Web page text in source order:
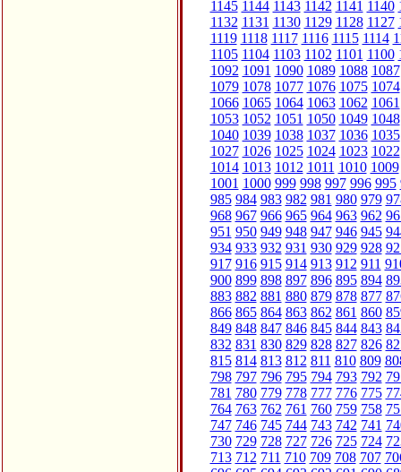
1145 1144 1143 1142 1141 1140
1132 1131 1130 1129 1128 1127
1119 1118 1117 1116 1115 1114
1105 1104 1103 1102 1101 1100
1092 1091 1090 1089 1088 1087
1079 1078 1077 1076 1075 1074
1066 1065 1064 1063 1062 1061
1053 1052 1051 1050 1049 1048
1040 1039 1038 1037 1036 1035
1027 1026 1025 1024 1023 1022
1014 1013 1012 1011 1010 1009
1001 1000 999 998 997 996 995
985 984 983 982 981 980 979
968 967 966 965 964 963 962
951 950 949 948 947 946 945
934 933 932 931 930 929 928
917 916 915 914 913 912 911
900 899 898 897 896 895 894
883 882 881 880 879 878 877
866 865 864 863 862 861 860
849 848 847 846 845 844 843
832 831 830 829 828 827 826
815 814 813 812 811 810 809
798 797 796 795 794 793 792
781 780 779 778 777 776 775
764 763 762 761 760 759 758
747 746 745 744 743 742 741
730 729 728 727 726 725 724
713 712 711 710 709 708 707